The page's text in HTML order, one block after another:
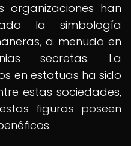
organizaciones han
la simbología
a menudo en
secretas. La
en estatuas ha sido
estas sociedades,
figuras poseen